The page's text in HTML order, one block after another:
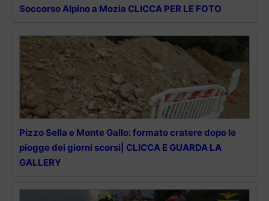
Soccorso Alpino a Mozia CLICCA PER LE FOTO
Pizzo Sella e Monte Gallo: formato cratere dopo le
piogge dei giorni scorsi| CLICCA E GUARDA LA
GALLERY